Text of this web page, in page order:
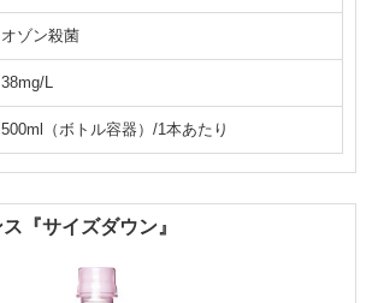
オゾン殺菌
38mg/L
500ml（ボトル容器）/1本あたり
『サイズダウン』